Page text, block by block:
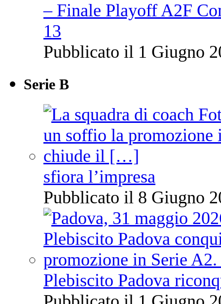
– Finale Playoff A2F
13
Pubblicato il 1 Giugno
Serie B
sfiora l’impresa
Pubblicato il 8 Giugno
Plebiscito Padova